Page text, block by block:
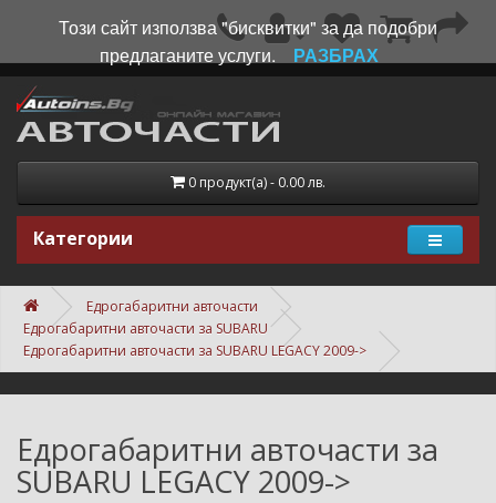
0 продукт(а) - 0.00 лв.
Категории
Едрогабаритни авточасти
Едрогабаритни авточасти за SUBARU
Едрогабаритни авточасти за SUBARU LEGACY 2009->
Едрогабаритни авточасти за
SUBARU LEGACY 2009->
Този сайт използва "бисквитки" за да подобри
предлаганите услуги.
РАЗБРАХ